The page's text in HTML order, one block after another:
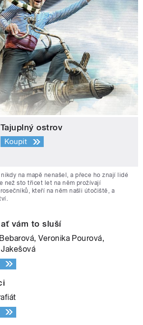
Tajuplný ostrov
Koupit
na mapě nenašel, a přece ho znají lidé
než sto třicet let na něm prožívají
kteří na něm našli útočiště, a
vám to sluší
Veronika Pourová,